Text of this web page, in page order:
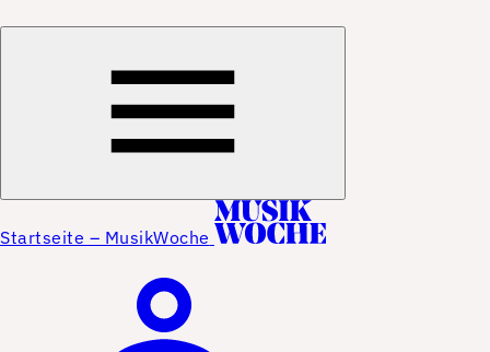
Startseite – MusikWoche